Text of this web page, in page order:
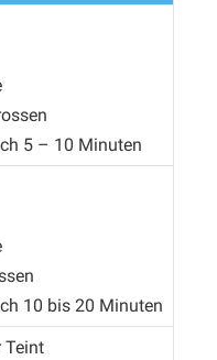
5 – 10 Minuten
10 bis 20 Minuten
Teint